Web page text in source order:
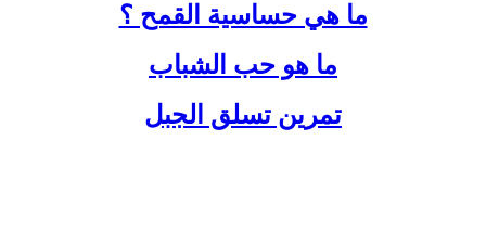
ما هي حساسية القمح ؟
ما هو حب الشباب
تمرين تسلق الجبل